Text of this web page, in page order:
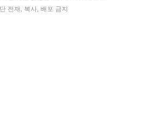
전재, 복사, 배포 금지